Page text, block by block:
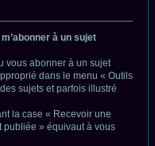
à un sujet
vous abonner à un sujet
dans le menu « Outils
sujets et parfois illustré
la case « Recevoir une
publiée » équivaut à vous